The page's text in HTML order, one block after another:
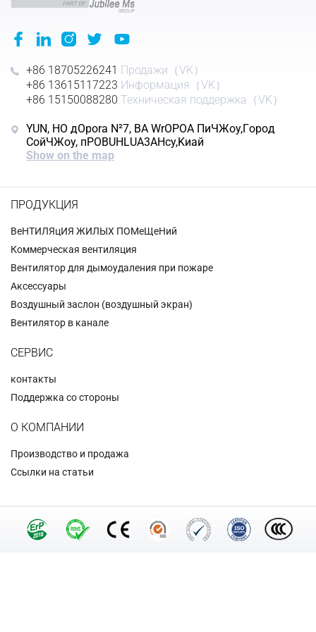
+86 18705226241 Продажи（VK）
+86 13615117223 Информация（VK）
+86 15150088280 Техническая поддержка（VK）
YUN, HO дOpora N²7, BA WrOPOA ΠиЧЖoy,Гopoд
CoйЧЖoy, пPOBUHLUA3AHcy,Kиaй
Show on the map
ПРОДУКЦИЯ
BeHTИЛЯцИЯ ЖИЛЫX ПОMeЩeHий
Коммерческая вентиляция
Вентилятор для дымоудаления при пожаре
Аксессуары
Воздушный заслон (воздушный экран)
Вентилятор в канале
СЕРВИС
контакты
Поддержка со стороны
О КОМПАНИИ
Производство и продажа
Ссылки на статьи